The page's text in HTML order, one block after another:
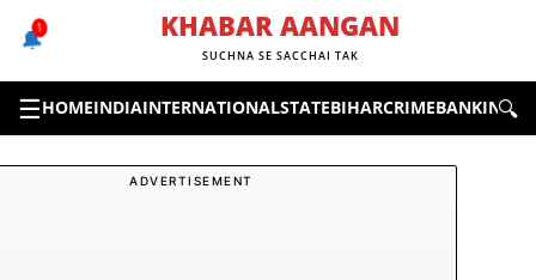
Skip
🔔
1 KHABAR AANGAN
SUCHNA SE SACCHAI TAK
☰HOMEINDIAINTERNATIONALSTATEBIHARCRIMEBANKING &
🔍
ADVERTISEMENT